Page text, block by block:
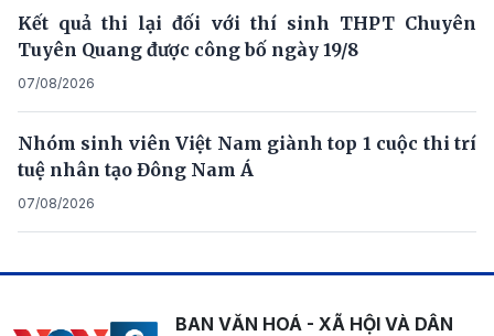
Kết quả thi lại đối với thí sinh THPT Chuyên
Tuyên Quang được công bố ngày 19/8
07/08/2026
Nhóm sinh viên Việt Nam giành top 1 cuộc thi trí
tuệ nhân tạo Đông Nam Á
07/08/2026
BAN VĂN HOÁ - XÃ HỘI VÀ DÂN